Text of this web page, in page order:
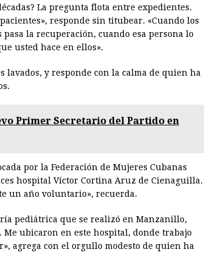
La pregunta flota entre expedientes.
responde sin titubear. «Cuando los
la recuperación, cuando esa persona lo
usted hace en ellos».
lavados, y responde con la calma de quien ha
Primer Secretario del Partido en
por la Federación de Mujeres Cubanas
hospital Víctor Cortina Aruz de Cienaguilla.
un año voluntario», recuerda.
pediátrica que se realizó en Manzanillo,
ubicaron en este hospital, donde trabajo
agrega con el orgullo modesto de quien ha